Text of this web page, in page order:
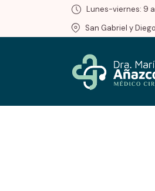
Lunes-viernes: 9
San Gabriel y